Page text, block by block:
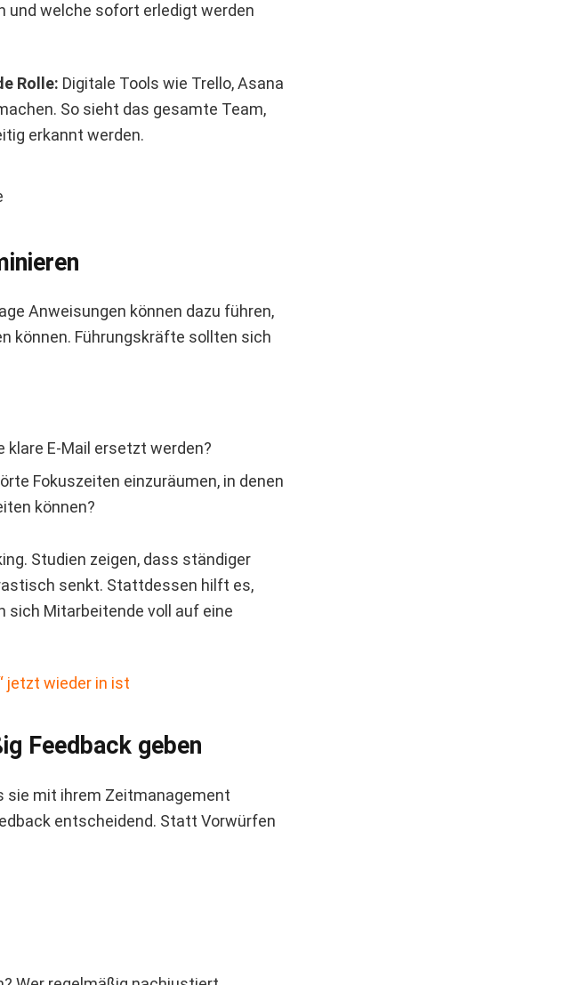
und welche sofort erledigt werden
Rolle: Digitale Tools wie Trello, Asana
So sieht das gesamte Team,
erkannt werden.
Anweisungen können dazu führen,
können. Führungskräfte sollten sich
klare E-Mail ersetzt werden?
Fokuszeiten einzuräumen, in denen
können?
Studien zeigen, dass ständiger
senkt. Stattdessen hilft es,
sich Mitarbeitende voll auf eine
jetzt wieder in ist
Feedback geben
sie mit ihrem Zeitmanagement
entscheidend. Statt Vorwürfen